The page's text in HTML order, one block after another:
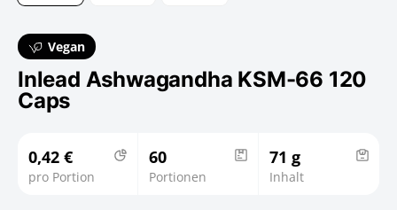
Vegan
Inlead Ashwagandha KSM-66 120
Caps
0,42 €
pro Portion
60
Portionen
71 g
Inhalt